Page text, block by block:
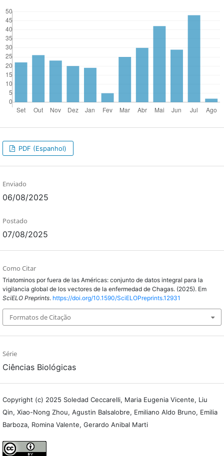
PDF (Espanhol)
Enviado
06/08/2025
Postado
07/08/2025
Como Citar
Triatominos por fuera de las Américas: conjunto de datos integral para la
vigilancia global de los vectores de la enfermedad de Chagas. (2025). Em
SciELO Preprints. https://doi.org/10.1590/SciELOPreprints.12931
Formatos de Citação
Série
Ciências Biológicas
Copyright (c) 2025 Soledad Ceccarelli, Maria Eugenia Vicente, Liu
Qin, Xiao-Nong Zhou, Agustin Balsalobre, Emiliano Aldo Bruno, Emilia
Barboza, Romina Valente, Gerardo Anibal Marti